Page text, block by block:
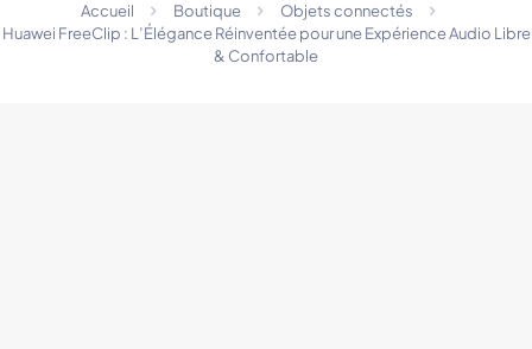
Accueil Boutique
Objets connectés
Huawei FreeClip : L’Élégance Réinventée pour une Expérience Audio Libre
& Confortable